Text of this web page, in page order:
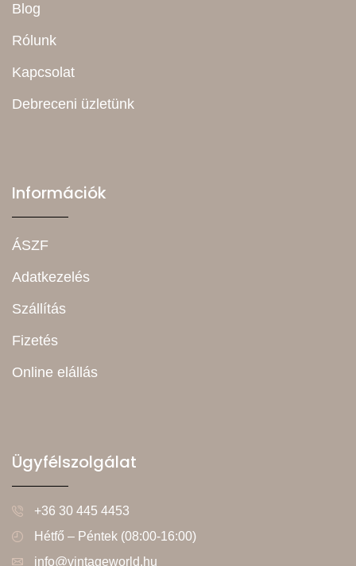
Blog
Rólunk
Kapcsolat
Debreceni üzletünk
Információk
ÁSZF
Adatkezelés
Szállítás
Fizetés
Online elállás
Ügyfélszolgálat
+36 30 445 4453
Hétfő – Péntek (08:00-16:00)
info@vintageworld.hu